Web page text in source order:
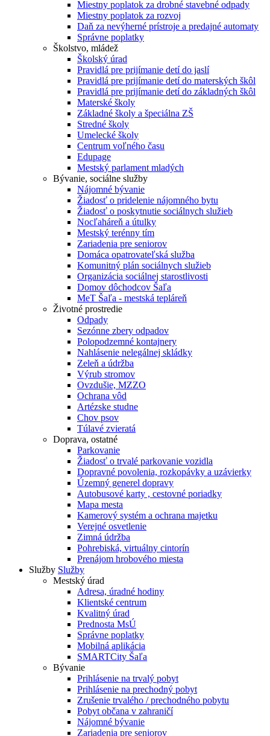
Miestny poplatok za drobné stavebné odpady
Miestny poplatok za rozvoj
Daň za nevýherné prístroje a predajné automaty
Správne poplatky
Školstvo, mládež
Školský úrad
Pravidlá pre prijímanie detí do jaslí
Pravidlá pre prijímanie detí do materských škôl
Pravidlá pre prijímanie detí do základných škôl
Materské školy
Základné školy a špeciálna ZŠ
Stredné školy
Umelecké školy
Centrum voľného času
Edupage
Mestský parlament mladých
Bývanie, sociálne služby
Nájomné bývanie
Žiadosť o pridelenie nájomného bytu
Žiadosť o poskytnutie sociálnych služieb
Nocľaháreň a útulky
Mestský terénny tím
Zariadenia pre seniorov
Domáca opatrovateľská služba
Komunitný plán sociálnych služieb
Organizácia sociálnej starostlivosti
Domov dôchodcov Šaľa
MeT Šaľa - mestská tepláreň
Životné prostredie
Odpady
Sezónne zbery odpadov
Polopodzemné kontajnery
Nahlásenie nelegálnej skládky
Zeleň a údržba
Výrub stromov
Ovzdušie, MZZO
Ochrana vôd
Artézske studne
Chov psov
Túlavé zvieratá
Doprava, ostatné
Parkovanie
Žiadosť o trvalé parkovanie vozidla
Dopravné povolenia, rozkopávky a uzávierky
Územný generel dopravy
Autobusové karty , cestovné poriadky
Mapa mesta
Kamerový systém a ochrana majetku
Verejné osvetlenie
Zimná údržba
Pohrebiská, virtuálny cintorín
Prenájom hrobového miesta
Služby Služby
Mestský úrad
Adresa, úradné hodiny
Klientské centrum
Kvalitný úrad
Prednosta MsÚ
Správne poplatky
Mobilná aplikácia
SMARTCity Šaľa
Bývanie
Prihlásenie na trvalý pobyt
Prihlásenie na prechodný pobyt
Zrušenie trvalého / prechodného pobytu
Pobyt občana v zahraničí
Nájomné bývanie
Zariadenia pre seniorov